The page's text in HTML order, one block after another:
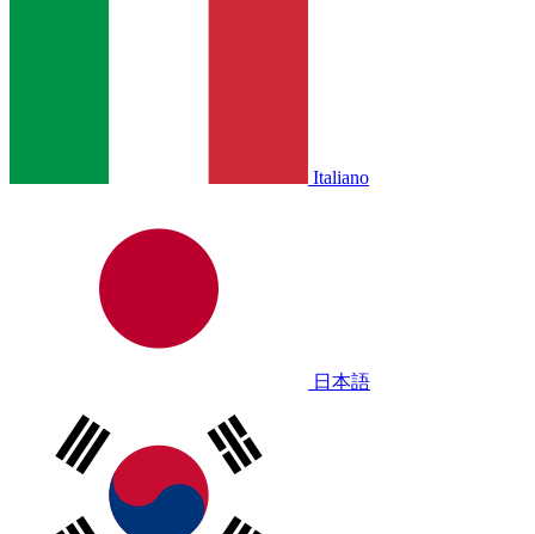
Italiano
日本語